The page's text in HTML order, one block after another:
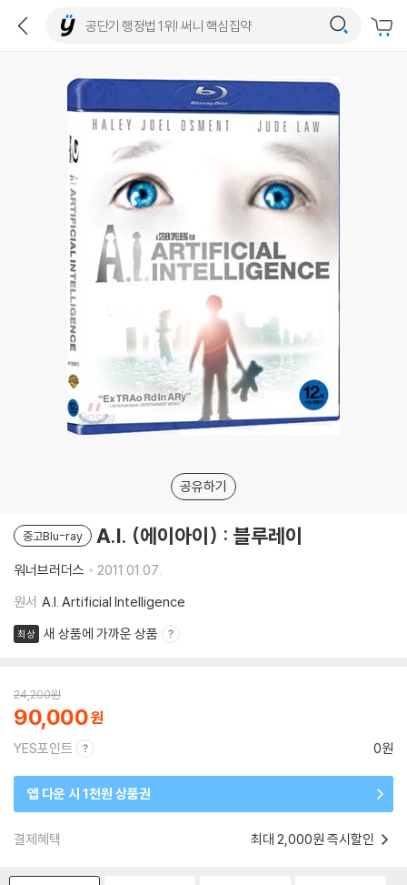
공유하기
중고Blu-ray A.I. (에이아이) : 블루레이
워너브러더스
2011.01.07.
원서 A.I. Artificial Intelligence
최상 새 상품에 가까운 상품
24,200원
90,000
YES포인트 0원
앱 다운 시 1천원 상품권
결제혜택 최대 2,000원 즉시할인